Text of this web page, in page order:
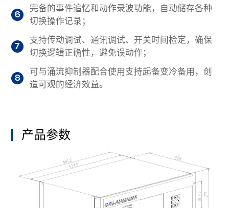
6
完备的事件追忆和动作录波功能，自动储存各种
切换操作记录；
7
支持传动调试、通讯调试、开关时间检定，确保
切换逻辑正确性，避免误动作；
8
可与涌流抑制器配合使用支持起备变冷备用，创
造可观的经济效益。
产品参数